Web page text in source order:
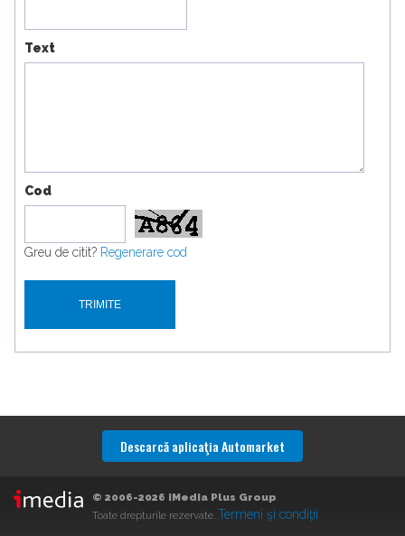
Text
Cod
Greu de citit? Regenerare cod
Descarcă aplicaţia Automarket
© 2006-2026 iMedia Plus Group.
Toate drepturile rezervate. Termeni şi condiţii